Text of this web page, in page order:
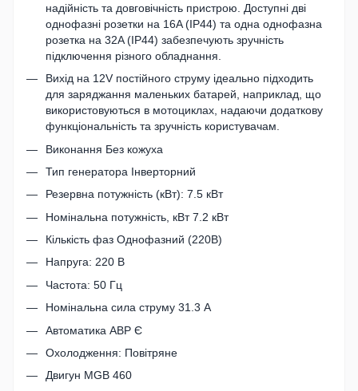
надійність та довговічність пристрою. Доступні дві
однофазні розетки на 16A (IP44) та одна однофазна
розетка на 32A (IP44) забезпечують зручність
підключення різного обладнання.
Вихід на 12V постійного струму ідеально підходить
для заряджання маленьких батарей, наприклад, що
використовуються в мотоциклах, надаючи додаткову
функціональність та зручність користувачам.
Виконання Без кожуха
Тип генератора Інверторний
Резервна потужність (кВт): 7.5 кВт
Номінальна потужність, кВт 7.2 кВт
Кількість фаз Однофазний (220В)
Напруга: 220 В
Частота: 50 Гц
Номінальна сила струму 31.3 А
Автоматика АВР Є
Охолодження: Повітряне
Двигун MGB 460